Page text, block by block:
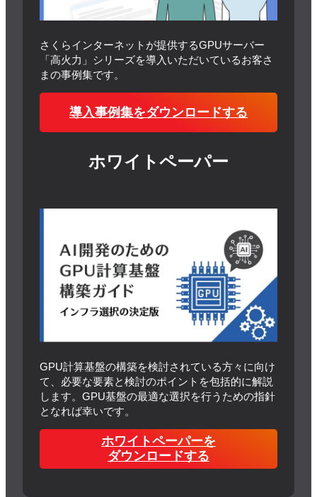
さくらインターネットが提供するGPUサーバー
「高火力」シリーズを導入いただいているお客さ
まの事例集です。
導入事例集をダウンロードする
ホワイトペーパー
GPU計算基盤の構築を検討されている方々に向け
て、必要な要素と検討のポイントを包括的に解説
します。GPU基盤の最適な選択を行うための指針
となれば幸いです。
ホワイトペーパーを
ダウンロードする